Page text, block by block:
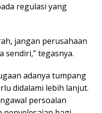
regulasi yang
jangan perusahaan
sendiri,” tegasnya.
adanya tumpang
didalami lebih lanjut.
persoalan